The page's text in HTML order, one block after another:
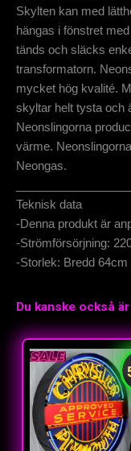
Skylten kan med
hängas i fönstret
tänds och släcks
transformatorn.
mycket hög kvalité.
skyltar helt tysta och
Neonslingorna
värme.
Neongas.
Teknisk data
-Denna produkt är
-Strömförsörjning:
-Storlek: Bredd 64cm
Du kanske också